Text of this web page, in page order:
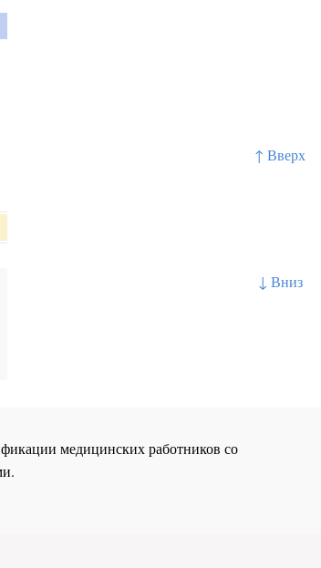
↑ Вверх
↓ Вниз
медицинских работников со